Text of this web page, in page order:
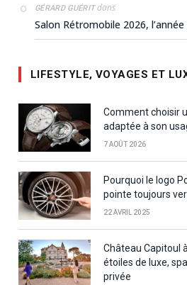
GÉRARD GUÉRITdans
Salon Rétromobile 2026,
LIFESTYLE, VOYAGES ET
Comment choisir
adaptée à son
7 AOÛT 2026
Pourquoi le logo
pointe toujours
22 AVRIL 2025
Château Capitoul
étoiles de luxe,
privée